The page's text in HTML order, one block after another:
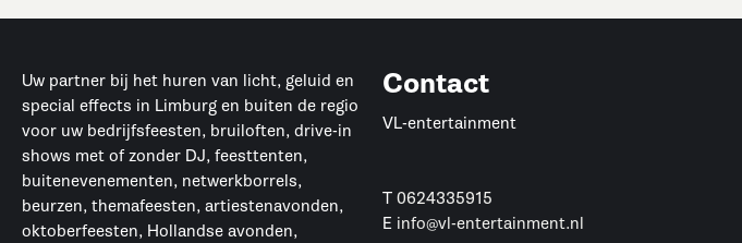
Uw partner bij het huren van licht, geluid en
special effects in Limburg en buiten de regio
voor uw bedrijfsfeesten, bruiloften, drive-in
shows met of zonder DJ, feesttenten,
buitenevenementen, netwerkborrels,
beurzen, themafeesten, artiestenavonden,
oktoberfeesten, Hollandse avonden,
Contact
VL-entertainment
T 0624335915
E info@vl-entertainment.nl